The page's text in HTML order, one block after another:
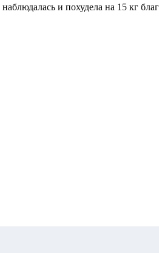
и похудела на 15 кг